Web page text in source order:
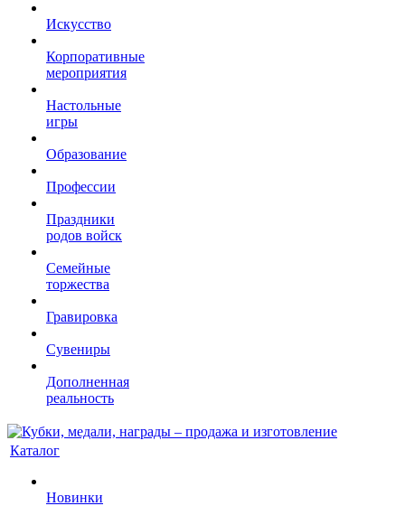
Искусство
Корпоративные
мероприятия
Настольные
игры
Образование
Профессии
Праздники
родов войск
Семейные
торжества
Гравировка
Сувениры
Дополненная
реальность
Каталог
Новинки